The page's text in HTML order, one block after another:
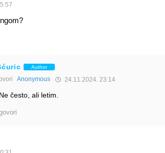
Author
Anonymous 24.11.2024. 23:14
često, ali letim.